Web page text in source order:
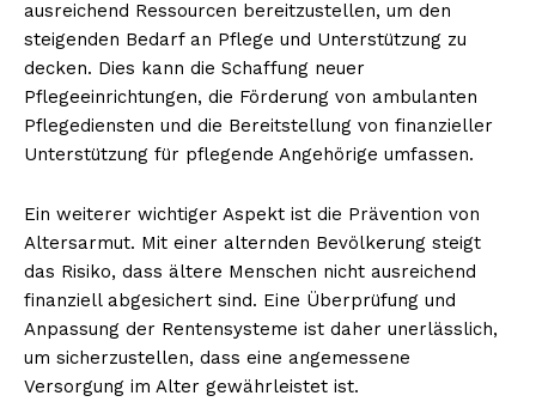
NEWSLETTER ABONNIEREN
Inhalte
ausreichend Ressourcen bereitzustellen, um den
steigenden Bedarf an Pflege und Unterstützung zu
decken. Dies kann die Schaffung neuer
Pflegeeinrichtungen, die Förderung von ambulanten
Pflegediensten und die Bereitstellung von finanzieller
Unterstützung für pflegende Angehörige umfassen.
Ein weiterer wichtiger Aspekt ist die Prävention von
Altersarmut. Mit einer alternden Bevölkerung steigt
das Risiko, dass ältere Menschen nicht ausreichend
finanziell abgesichert sind. Eine Überprüfung und
Anpassung der Rentensysteme ist daher unerlässlich,
um sicherzustellen, dass eine angemessene
Versorgung im Alter gewährleistet ist.